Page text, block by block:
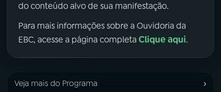
do conteúdo alvo de sua manifestação.
Para mais informações sobre a Ouvidoria da
EBC, acesse a página completa Clique aqui.
Veja mais do Programa ›